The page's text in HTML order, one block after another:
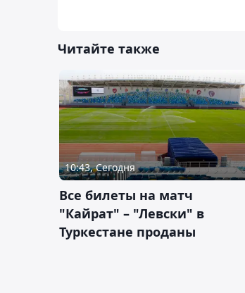
Читайте также
10:43, Сегодня
Все билеты на матч
"Кайрат" – "Левски" в
Туркестане проданы